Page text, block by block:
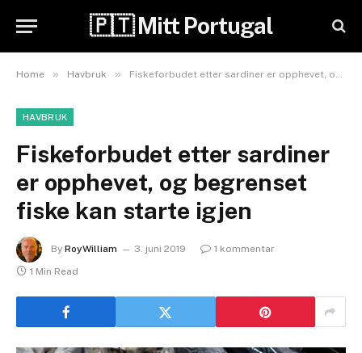
🇵🇹 Mitt Portugal
Home » Havbruk » Fiskeforbudet etter sardiner er opphevet, og begrenset fiske kan starte igjen
HAVBRUK
Fiskeforbudet etter sardiner
er opphevet, og begrenset
fiske kan starte igjen
By RoyWilliam 3. juni 2019
1 kommentar
1 Min Read